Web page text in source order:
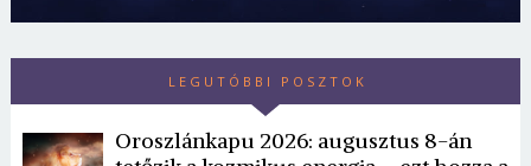
LEGUTÓBBI POSZTOK
Oroszlánkapu 2026: augusztus 8-án